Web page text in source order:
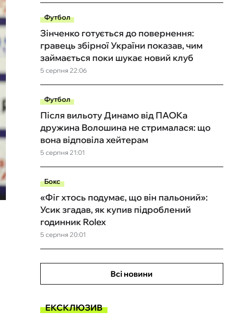
Футбол
5 серпня 22:06
Зінченко готується до повернення:
гравець збірної України показав, чим
займається поки шукає новий клуб
Футбол
5 серпня 21:01
Після вильоту Динамо від ПАОКа
дружина Волошина не стрималася: що
вона відповіла хейтерам
Бокс
5 серпня 20:01
«Фіг хтось подумає, що він пальоний»:
Усик згадав, як купив підроблений
годинник Rolex
Всі новини
ЕКСКЛЮЗИВ